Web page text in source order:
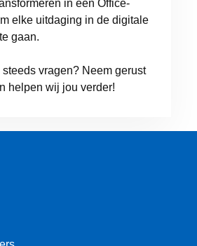
in een Office-
elke uitdaging in de digitale
gaan.
steeds vragen? Neem gerust
helpen wij jou verder!